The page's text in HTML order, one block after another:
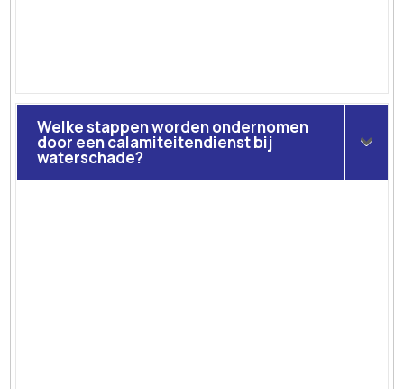
Welke stappen worden ondernomen
door een calamiteitendienst bij
waterschade?